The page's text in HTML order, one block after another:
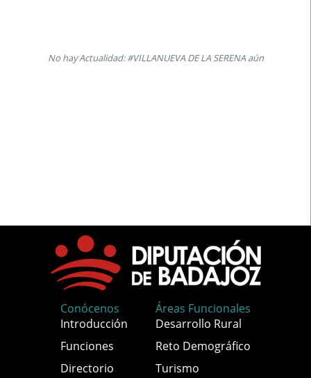
No hay Actualidad: #VILLANUEVA DE LA SERENA aún
Conócenos
Introducción
Funciones
Directorio
Áreas Funcionales
Desarrollo Rural
Reto Demográfico
Turismo